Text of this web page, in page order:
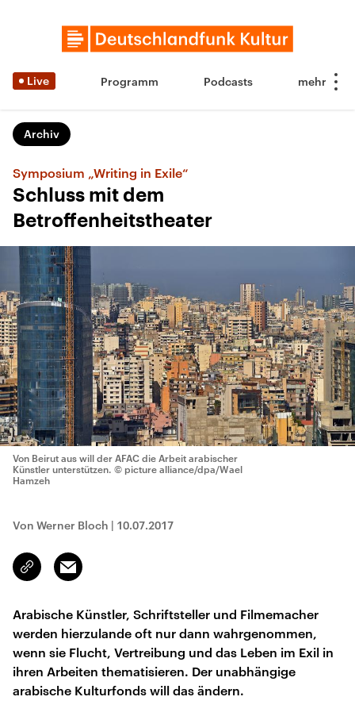
Live Programm Podcasts
Archiv
Symposium „Writing in Exile“
Schluss mit dem
Betroffenheitstheater
Von Beirut aus will der AFAC die Arbeit arabischer
Künstler unterstützen. © picture alliance/dpa/Wael
Hamzeh
Von Werner Bloch | 10.07.2017
Link
kopieren/teilen
Email
Arabische Künstler, Schriftsteller und Filmemacher
werden hierzulande oft nur dann wahrgenommen,
wenn sie Flucht, Vertreibung und das Leben im Exil in
ihren Arbeiten thematisieren. Der unabhängige
arabische Kulturfonds will das ändern.